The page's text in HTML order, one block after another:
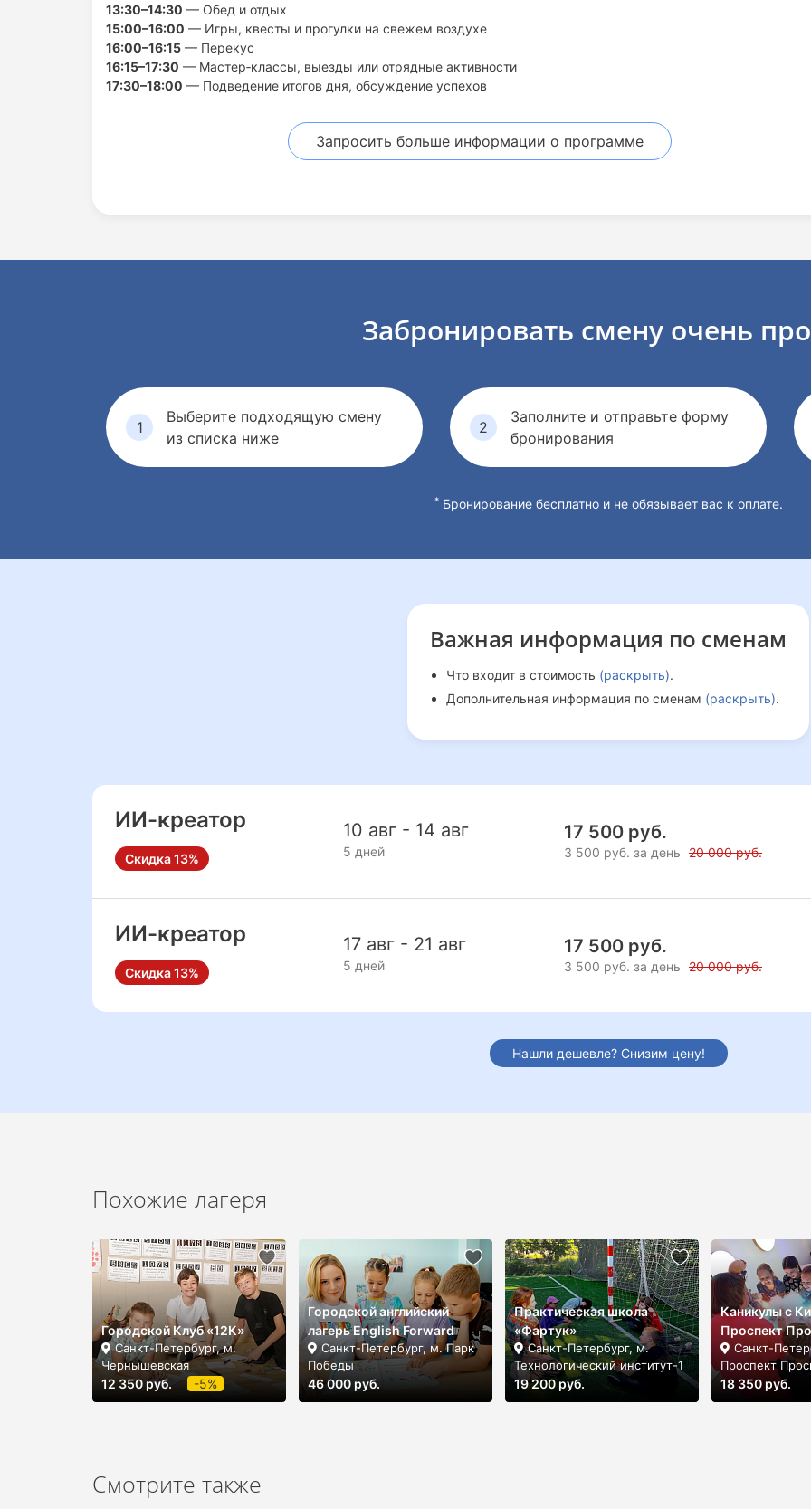
13:30–14:30 — Обед и отдых
15:00–16:00 — Игры, квесты и прогулки на свежем воздухе
16:00–16:15 — Перекус
16:15–17:30 — Мастер‑классы, выезды или отрядные активности
17:30–18:00 — Подведение итогов дня, обсуждение успехов
Запросить больше информации о программе
Забронировать смену очень
Выберите подходящую смену
из списка ниже
Заполните и отправьте форму
бронирования
*Бронирование бесплатно и не обязывает вас к оплате.
Важная информация по сменам
Что входит в стоимость (раскрыть).
Дополнительная информация по сменам (раскрыть).
ИИ-креатор
Скидка 13%
10 авг - 14 авг
5 дней
17 500 руб.
3 500 руб. за день 20 000 руб.
ИИ-креатор
Скидка 13%
17 авг - 21 авг
5 дней
17 500 руб.
3 500 руб. за день 20 000 руб.
Нашли дешевле? Снизим цену!
Похожие лагеря
Городской Клуб «12К»
Санкт-Петербург, м.
Чернышевская
12 350 руб. -5%
Городской английский
лагерь English Forward
Санкт-Петербург, м. Парк
Победы
46 000 руб.
Практическая школа
«Фартук»
Санкт-Петербург, м.
Технологический институт-1
19 200 руб.
Каникулы с
Проспект
Санкт-
Проспект
18 350 руб.
Смотрите также